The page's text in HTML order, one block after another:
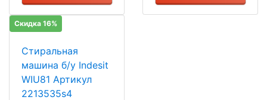
Скидка 16%
Стиральная
машина б/у Indesit
WIU81 Артикул
2213535s4